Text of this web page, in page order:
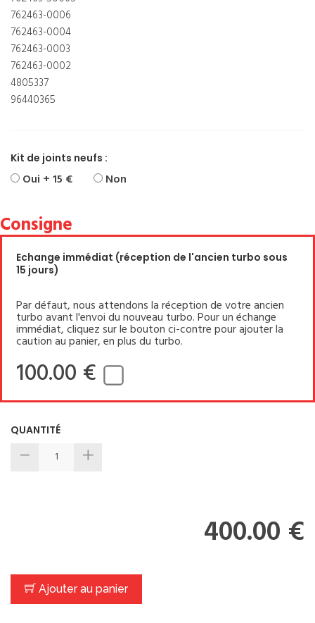
762463-0006
762463-0004
762463-0003
762463-0002
4805337
96440365
Kit de joints neufs :
Oui + 15 € Non
Consigne
Echange immédiat (réception de l'ancien turbo sous
15 jours)
Par défaut, nous attendons la réception de votre ancien
turbo avant l'envoi du nouveau turbo. Pour un échange
immédiat, cliquez sur le bouton ci-contre pour ajouter la
caution au panier, en plus du turbo.
100.00 €
QUANTITÉ
400.00 €
Ajouter au panier